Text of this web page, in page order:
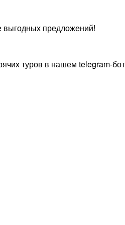
выгодных предложений!
туров в нашем telegram-